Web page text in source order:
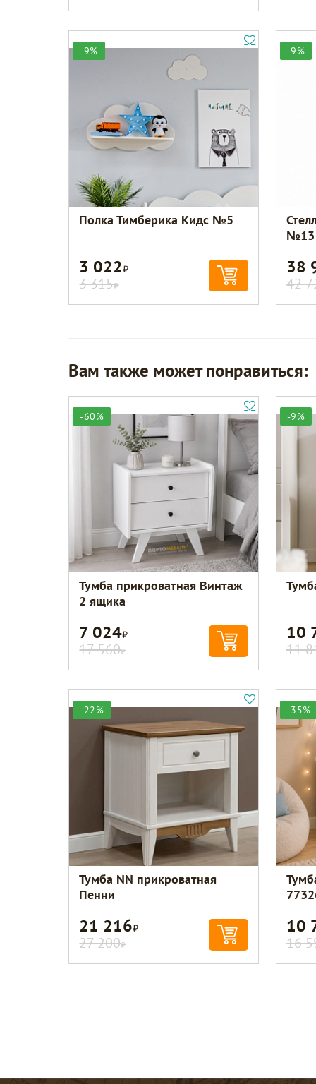
-9%
Полка Тимберика Кидс №5
3 022Р
3 315Р
-9%
№13
38
42
Вам также может понравиться:
-60%
Тумба прикроватная Винтаж
2 ящика
7 024Р
17 560Р
-9%
10
11
-22%
Тумба NN прикроватная
Пенни
21 216Р
27 200Р
-35%
10
16